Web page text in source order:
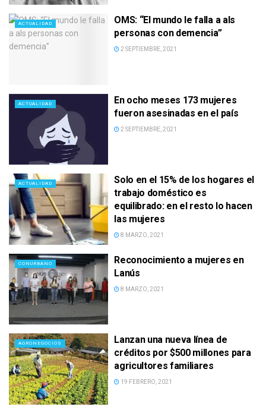
ACTUALIDAD
OMS: “El mundo le falla a als
personas con demencia”
2 SEPTIEMBRE, 2021
ACTUALIDAD
En ocho meses 173 mujeres
fueron asesinadas en el país
2 SEPTIEMBRE, 2021
ACTUALIDAD
Solo en el 15% de los hogares el
trabajo doméstico es
equilibrado: en el resto lo hacen
las mujeres
8 MARZO, 2021
CONURBANO
Reconocimiento a mujeres en
Lanús
8 MARZO, 2021
AGRONEGOCIOS
Lanzan una nueva línea de
créditos por $500 millones para
agricultores familiares
19 FEBRERO, 2021